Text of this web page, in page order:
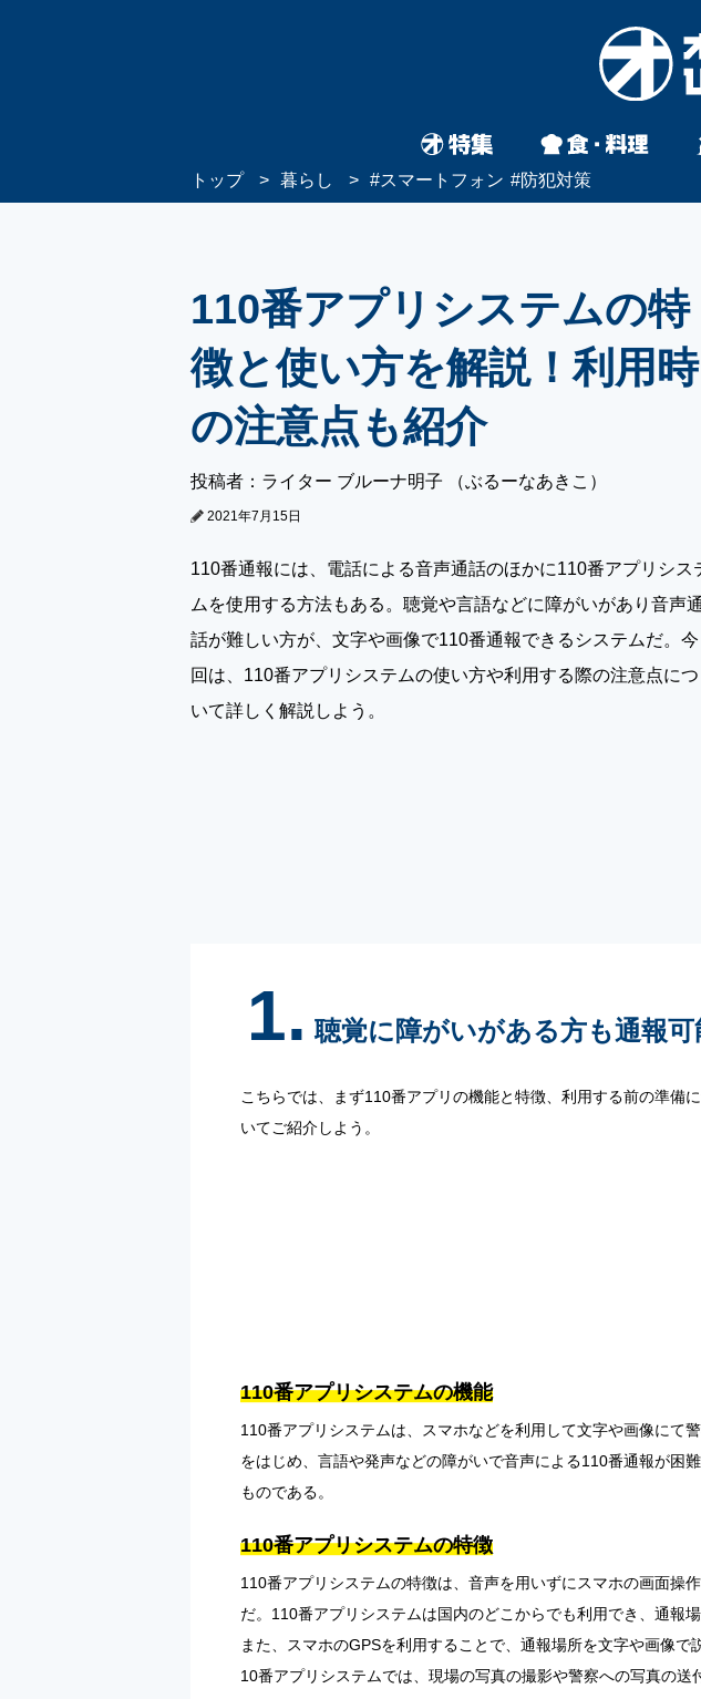
トップ 暮らし #スマートフォン #防犯対策
110番アプリシステムの特
徴と使い方を解説！利用時
の注意点も紹介
投稿者：ライター ブルーナ明子 （ぶるーなあきこ）
2021年7月15日
110番通報には、電話による音声通話のほかに110番アプリシス
ムを使用する方法もある。聴覚や言語などに障がいがあり音声通
話が難しい方が、文字や画像で110番通報できるシステムだ。今
回は、110番アプリシステムの使い方や利用する際の注意点につ
いて詳しく解説しよう。
1. 聴覚に障がいがある方も通報可
こちらでは、まず110番アプリの機能と特徴、利用する前の準備
いてご紹介しよう。
110番アプリシステムの機能
110番アプリシステムは、スマホなどを利用して文字や画像にて
をはじめ、言語や発声などの障がいで音声による110番通報が困
ものである。
110番アプリシステムの特徴
110番アプリシステムの特徴は、音声を用いずにスマホの画面操
だ。110番アプリシステムは国内のどこからでも利用でき、通報
また、スマホのGPSを利用することで、通報場所を文字や画像
10番アプリシステムでは、現場の写真の撮影や警察への写真の送